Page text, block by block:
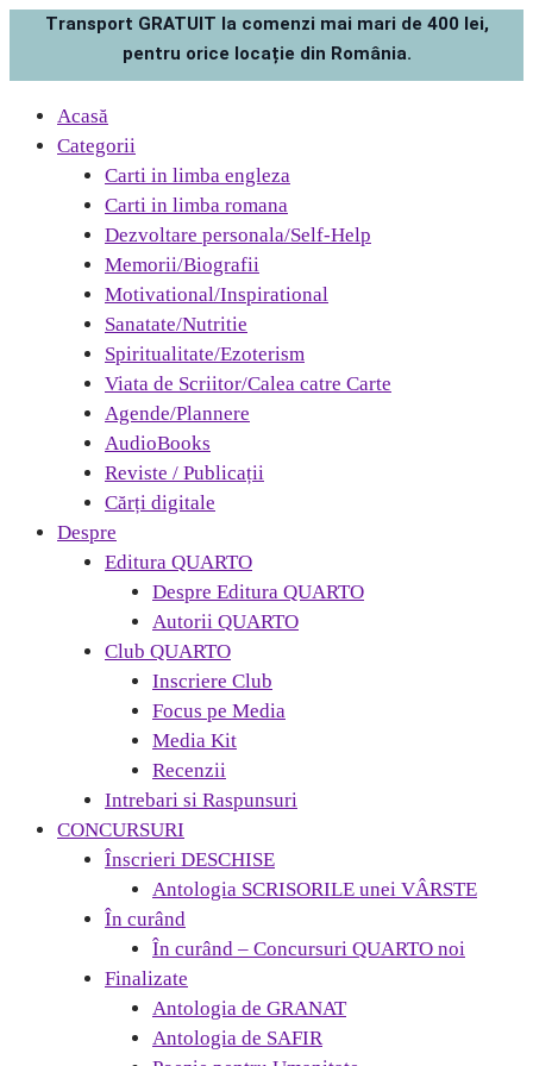
Transport GRATUIT la comenzi mai mari de 400 lei,
pentru orice locație din România.
Acasă
Categorii
Carti in limba engleza
Carti in limba romana
Dezvoltare personala/Self-Help
Memorii/Biografii
Motivational/Inspirational
Sanatate/Nutritie
Spiritualitate/Ezoterism
Viata de Scriitor/Calea catre Carte
Agende/Plannere
AudioBooks
Reviste / Publicații
Cărți digitale
Despre
Editura QUARTO
Despre Editura QUARTO
Autorii QUARTO
Club QUARTO
Inscriere Club
Focus pe Media
Media Kit
Recenzii
Intrebari si Raspunsuri
CONCURSURI
Înscrieri DESCHISE
Antologia SCRISORILE unei VÂRSTE
În curând
În curând – Concursuri QUARTO noi
Finalizate
Antologia de GRANAT
Antologia de SAFIR